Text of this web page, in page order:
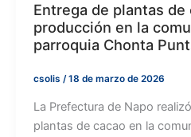
Entrega de plantas
producción en la
parroquia Chonta
csolis /18 de marzo de 2026
La Prefectura de Napo
plantas de cacao en la